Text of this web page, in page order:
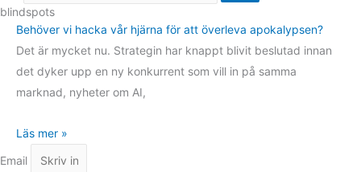
blindspots
Behöver vi hacka vår hjärna för att överleva apokalypsen?
Det är mycket nu. Strategin har knappt blivit beslutad innan
det dyker upp en ny konkurrent som vill in på samma
marknad, nyheter om AI,
Läs mer »
Email